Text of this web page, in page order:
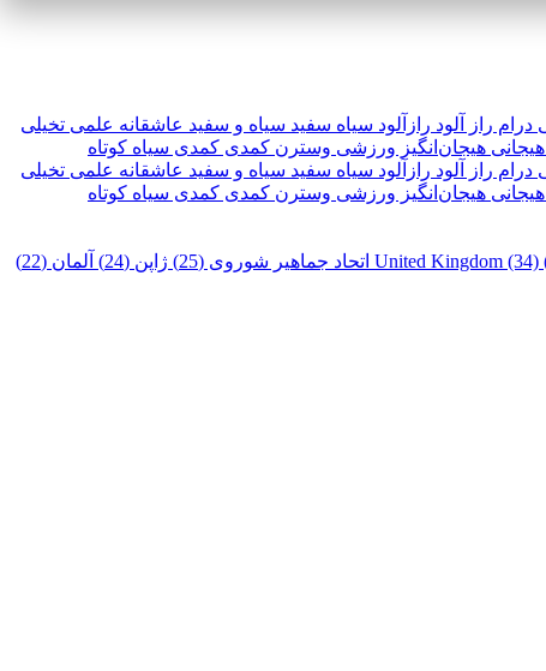
درام راز آلود رازآلود سیاه سفید سیاه و سفید عاشقانه علمی تخیلی
هیجانی هیجان‌انگیز ورزشی وسترن کمدی کمدی سیاه کوتاه
درام راز آلود رازآلود سیاه سفید سیاه و سفید عاشقانه علمی تخیلی
هیجانی هیجان‌انگیز ورزشی وسترن کمدی کمدی سیاه کوتاه
United Kingdom (34) اتحاد جماهیر شوروی (25) ژاپن (24)
آلمان (22)